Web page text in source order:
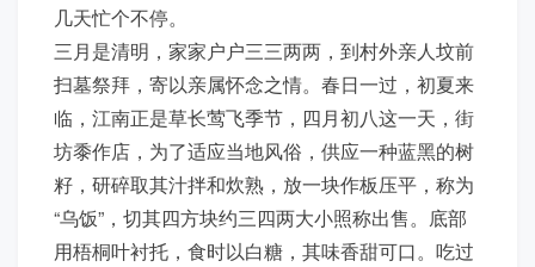
几天忙个不停。
三月是清明，家家户户三三两两，到村外亲人坟前
扫墓祭拜，寄以亲属怀念之情。春日一过，初夏来
临，江南正是草长莺飞季节，四月初八这一天，街
坊黍作店，为了适应当地风俗，供应一种蓝黑的树
籽，研碎取其汁拌和炊熟，放一块作板压平，称为
“乌饭”，切其四方块约三四两大小照称出售。底部
用梧桐叶衬托，食时以白糖，其味香甜可口。吃过